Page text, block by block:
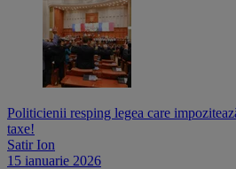
Politicienii resping legea care
taxe!
Satir Ion
15 ianuarie 2026